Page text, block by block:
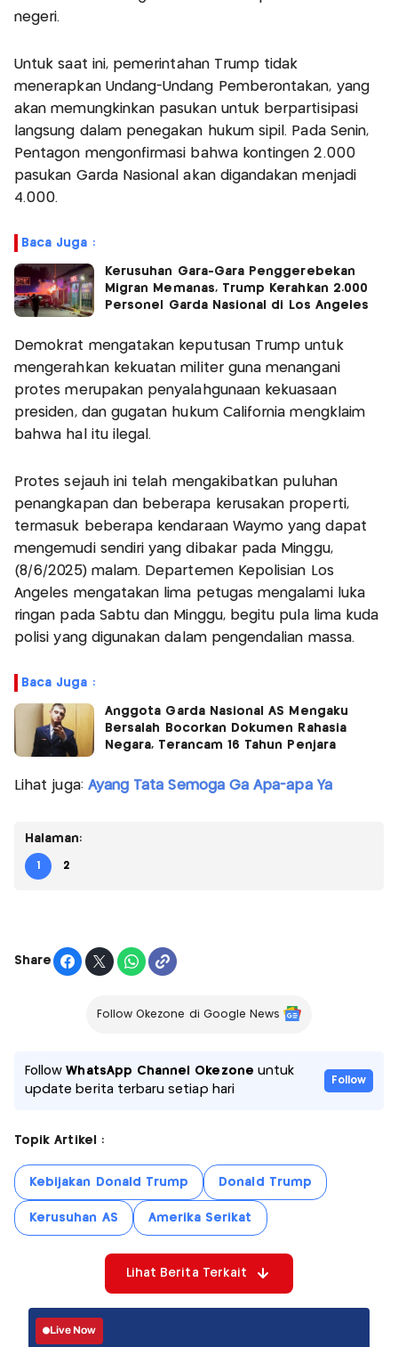
negeri.
Untuk saat ini, pemerintahan Trump tidak
menerapkan Undang-Undang Pemberontakan, yang
akan memungkinkan pasukan untuk berpartisipasi
langsung dalam penegakan hukum sipil. Pada Senin,
Pentagon mengonfirmasi bahwa kontingen 2.000
pasukan Garda Nasional akan digandakan menjadi
4.000.
Baca Juga :
Kerusuhan Gara-Gara Penggerebekan
Migran Memanas, Trump Kerahkan 2.000
Personel Garda Nasional di Los Angeles
Demokrat mengatakan keputusan Trump untuk
mengerahkan kekuatan militer guna menangani
protes merupakan penyalahgunaan kekuasaan
presiden, dan gugatan hukum California mengklaim
bahwa hal itu ilegal.
Protes sejauh ini telah mengakibatkan puluhan
penangkapan dan beberapa kerusakan properti,
termasuk beberapa kendaraan Waymo yang dapat
mengemudi sendiri yang dibakar pada Minggu,
(8/6/2025) malam. Departemen Kepolisian Los
Angeles mengatakan lima petugas mengalami luka
ringan pada Sabtu dan Minggu, begitu pula lima kuda
polisi yang digunakan dalam pengendalian massa.
Baca Juga :
Anggota Garda Nasional AS Mengaku
Bersalah Bocorkan Dokumen Rahasia
Negara, Terancam 16 Tahun Penjara
Lihat juga: Ayang Tata Semoga Ga Apa-apa Ya
Halaman:
1 2
Share
Follow Okezone di Google News
FollowWhatsApp Channel Okezone untuk
update berita terbaru setiap hari
Follow
Topik Artikel :
Kebijakan Donald Trump Donald Trump
Kerusuhan AS Amerika Serikat
Lihat Berita Terkait
Live Now